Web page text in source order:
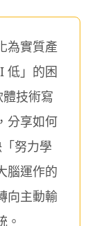
為實質產
低」的困
技術寫
分享如何
努力學
腦運作的
向主動輸
。